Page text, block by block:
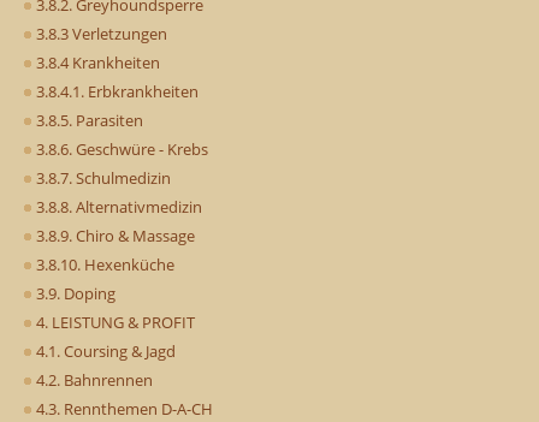
3.8.2. Greyhoundsperre
3.8.3 Verletzungen
3.8.4 Krankheiten
3.8.4.1. Erbkrankheiten
3.8.5. Parasiten
3.8.6. Geschwüre - Krebs
3.8.7. Schulmedizin
3.8.8. Alternativmedizin
3.8.9. Chiro & Massage
3.8.10. Hexenküche
3.9. Doping
4. LEISTUNG & PROFIT
4.1. Coursing & Jagd
4.2. Bahnrennen
4.3. Rennthemen D-A-CH